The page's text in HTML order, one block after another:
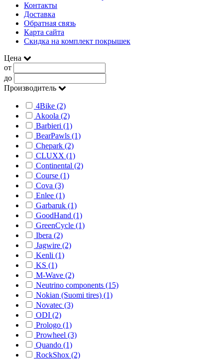
Контакты
Доставка
Обратная связь
Карта сайта
Скидка на комплект покрышек
Цена
от
до
Производитель
4Bike (2)
Akoola (2)
Barbieri (1)
BearPawls (1)
Chepark (2)
CLUXX (1)
Continental (2)
Course (1)
Cova (3)
Enlee (1)
Garbaruk (1)
GoodHand (1)
GreenCycle (1)
Ibera (2)
Jagwire (2)
Kenli (1)
KS (1)
M-Wave (2)
Neutrino components (15)
Nokian (Suomi tires) (1)
Novatec (3)
ODI (2)
Prologo (1)
Prowheel (3)
Quando (1)
RockShox (2)